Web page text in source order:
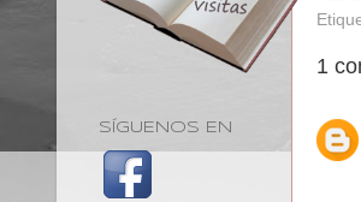
1
SÍGUENOS EN